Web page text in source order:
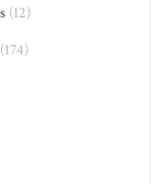
(12)